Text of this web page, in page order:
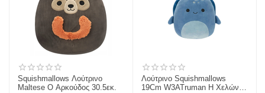
Squishmallows Λούτρινο
Maltese Ο Αρκούδος 30.5εκ.
Λούτρινο Squishmallows
19Cm W3ATruman Η Χελώνα